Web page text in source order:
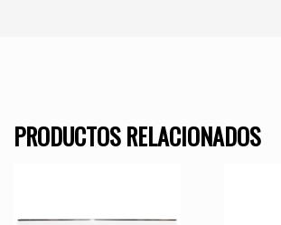
PRODUCTOS RELACIONADOS